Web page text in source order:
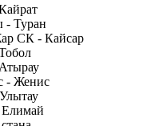
- Туран
СК - Кайсар
- Женис